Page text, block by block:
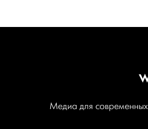
Медиа для